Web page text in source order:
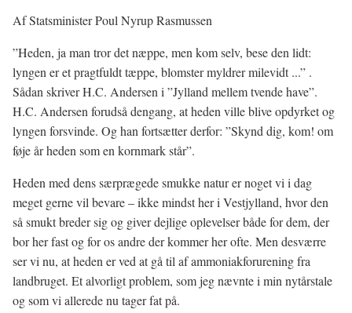
Af Statsminister Poul Nyrup Rasmussen
”Heden, ja man tror det næppe, men kom selv, bese den lidt:
lyngen er et pragtfuldt tæppe, blomster myldrer milevidt ...” .
Sådan skriver H.C. Andersen i ”Jylland mellem tvende have”.
H.C. Andersen forudså dengang, at heden ville blive opdyrket og
lyngen forsvinde. Og han fortsætter derfor: ”Skynd dig, kom! om
føje år heden som en kornmark står”.
Heden med dens særprægede smukke natur er noget vi i dag
meget gerne vil bevare – ikke mindst her i Vestjylland, hvor den
så smukt breder sig og giver dejlige oplevelser både for dem, der
bor her fast og for os andre der kommer her ofte. Men desværre
ser vi nu, at heden er ved at gå til af ammoniakforurening fra
landbruget. Et alvorligt problem, som jeg nævnte i min nytårstale
og som vi allerede nu tager fat på.